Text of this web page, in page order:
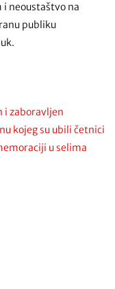
i neoustaštvo na
publiku
i zaboravljen
kojeg su ubili četnici
u selima